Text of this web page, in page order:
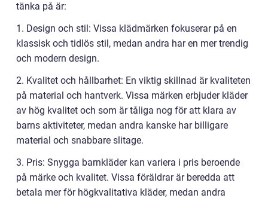
tänka på är:
1. Design och stil: Vissa klädmärken fokuserar på en
klassisk och tidlös stil, medan andra har en mer trendig
och modern design.
2. Kvalitet och hållbarhet: En viktig skillnad är kvaliteten
på material och hantverk. Vissa märken erbjuder kläder
av hög kvalitet och som är tåliga nog för att klara av
barns aktiviteter, medan andra kanske har billigare
material och snabbare slitage.
3. Pris: Snygga barnkläder kan variera i pris beroende
på märke och kvalitet. Vissa föräldrar är beredda att
betala mer för högkvalitativa kläder, medan andra